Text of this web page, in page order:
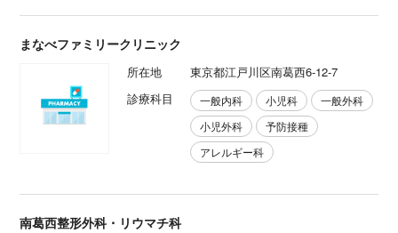
まなべファミリークリニック
所在地
東京都江戸川区南葛西6-12-7
診療科目
一般内科 小児科
一般外科
小児外科
予防接種
アレルギー科
南葛西整形外科・リウマチ科